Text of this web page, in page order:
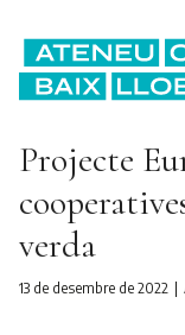
Projecte
verda
13 de desembre de 2022